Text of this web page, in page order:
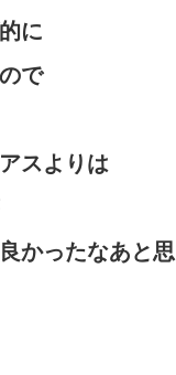
に
で
スよりは
かったなあと